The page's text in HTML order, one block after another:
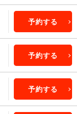
予約する
予約する
予約する